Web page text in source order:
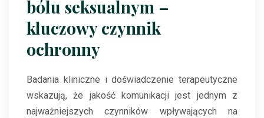
bólu seksualnym –
kluczowy czynnik
ochronny
Badania kliniczne i doświadczenie terapeutyczne
wskazują, że jakość komunikacji jest jednym z
najważniejszych czynników wpływających na